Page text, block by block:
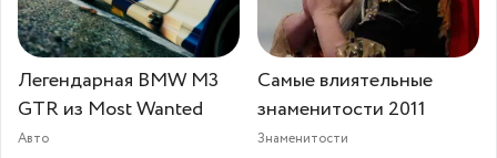
Легендарная BMW M3
GTR из Most Wanted
Авто
Самые влиятельные
знаменитости 2011
Знаменитости